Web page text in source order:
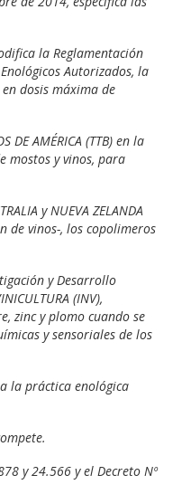
la Reglamentación
Autorizados, la
dosis máxima de
DE AMÉRICA (TTB) en la
mostos y vinos, para
y NUEVA ZELANDA
de vinos-, los copolimeros
y Desarrollo
(INV),
zinc y plomo cuando se
y sensoriales de los
la práctica enológica
y 24.566 y el Decreto Nº